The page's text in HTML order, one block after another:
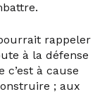
rappeler
à la défense
à cause
; aux